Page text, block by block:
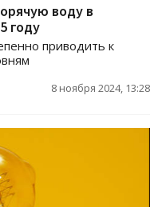
воду в
году
приводить к
8 ноября 2024, 13:28